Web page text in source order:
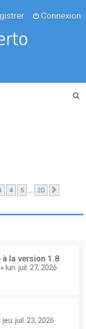
Connexion
4 5 … 20
la version 1.8
« lun. juil. 27, 2026
jeu. juil. 23, 2026